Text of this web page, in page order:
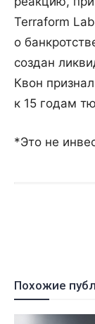
Terraform
о
создан
Квон
к 15 годам
*Это не
Похожие